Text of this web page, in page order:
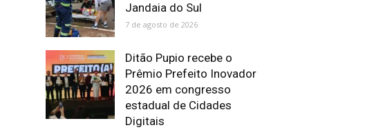
Jandaia do Sul
7 de agosto de 2026
Ditão Pupio recebe o
Prêmio Prefeito Inovador
2026 em congresso
estadual de Cidades
Digitais